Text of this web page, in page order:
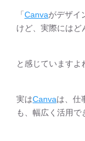
「Canvaがデザイ
けど、実際にはど
と感じていますよ
実はCanvaは、仕
も、幅広く活用で